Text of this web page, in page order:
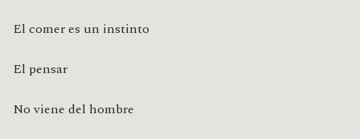
El comer es un instinto
El pensar
No viene del hombre